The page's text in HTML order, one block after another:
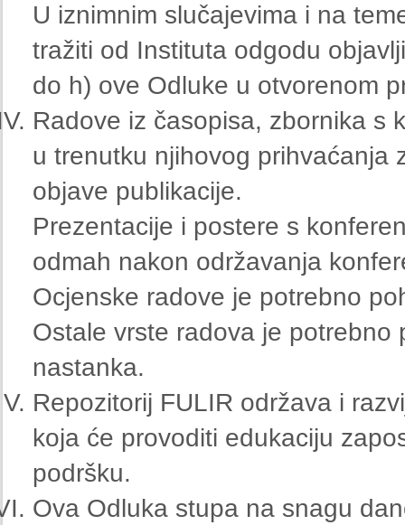
U iznimnim slučajevima i na
tražiti od Instituta odgodu
do h) ove Odluke u otvorenom
Radove iz časopisa, zbornika s
u trenutku njihovog prihvaćanja
objave publikacije.
Prezentacije i postere s
odmah nakon održavanja
Ocjenske radove je potrebno
Ostale vrste radova je
nastanka.
Repozitorij FULIR održava i
koja će provoditi edukaciju
podršku.
Ova Odluka stupa na snagu